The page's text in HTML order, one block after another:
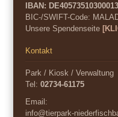
IBAN:
BIC-/SWIFT-Code:
Unsere Spendenseite
Kontakt
Park / Kiosk / Verwaltung
Tel:02734-61175
Email:
info@tierpark-